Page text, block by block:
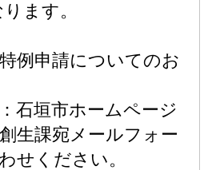
ます。
例申請についてのお
石垣市ホームページ
生課宛メールフォー
せください。